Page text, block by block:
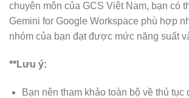
chuyên môn của GCS Việt Nam, bạn có
Gemini for Google Workspace phù hợp
nhóm của bạn đạt được mức năng suất
**Lưu ý:
Bạn nên tham khảo toàn bộ về thủ tục